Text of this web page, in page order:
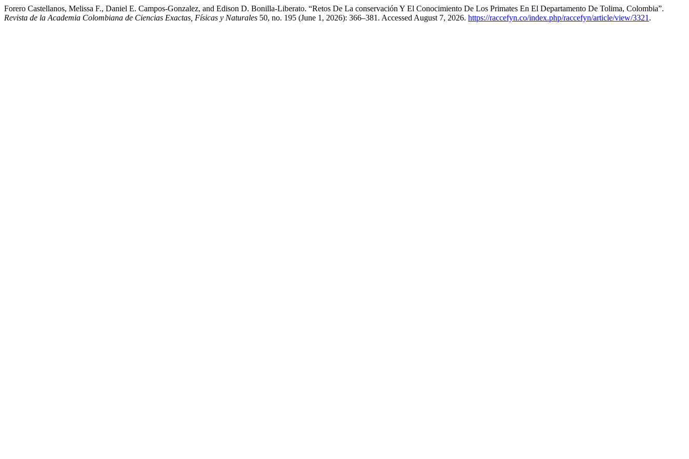
Forero Castellanos, Melissa F., Daniel E. Campos-Gonzalez, and Edison D. Bonilla-Liberato. “Retos De La conservación Y El Conocimiento De Los Primates En El Departamento De Tolima, Colombia”.
Revista de la Academia Colombiana de Ciencias Exactas, Físicas y Naturales 50, no. 195 (June 1, 2026): 366–381. Accessed August 7, 2026. https://raccefyn.co/index.php/raccefyn/article/view/3321 .